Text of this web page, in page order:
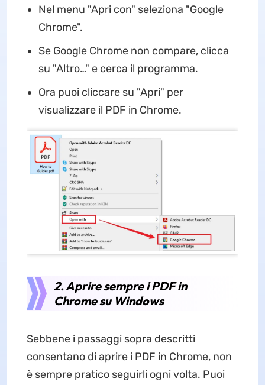
Nel menu "Apri con" seleziona "Google
Chrome".
Se Google Chrome non compare, clicca
su "Altro…" e cerca il programma.
Ora puoi cliccare su "Apri" per
visualizzare il PDF in Chrome.
2. Aprire sempre i PDF in
Chrome su Windows
Sebbene i passaggi sopra descritti
consentano di aprire i PDF in Chrome, non
è sempre pratico seguirli ogni volta. Puoi